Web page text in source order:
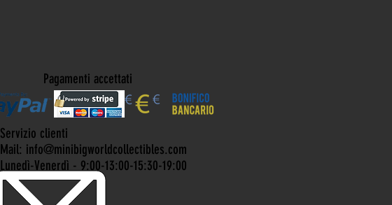
Pagamenti accettati
Servizio clienti
Mail: info@minibigworldcollectibles.com
Lunedì-Venerdì - 9:00-13:00-15:30-19:00